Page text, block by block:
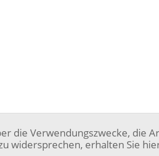
die Verwendungszwecke, die
widersprechen, erhalten Sie